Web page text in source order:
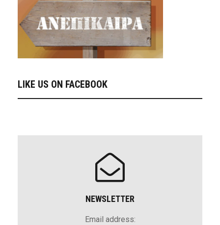
LIKE US ON FACEBOOK
NEWSLETTER
Email address: